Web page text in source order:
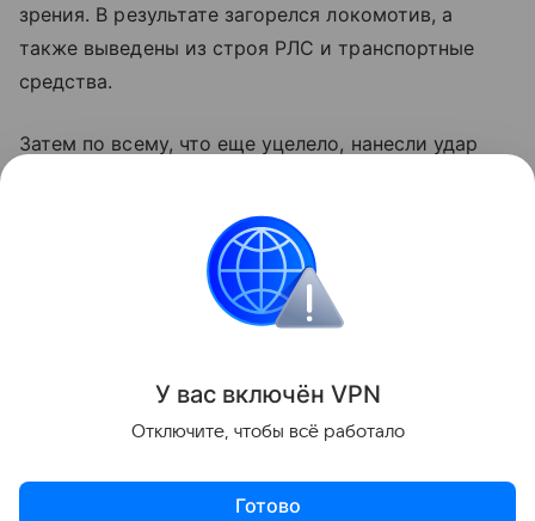
зрения. В результате загорелся локомотив, а
также выведены из строя РЛС и транспортные
средства.
Затем по всему, что еще уцелело, нанесли удар
"Искандер-М", как пишут в некоторых источниках,
оснащенного боевой частью воздушного подрыва.
В итоге противник лишился дорогостоящей
техники, необходимой ему на передовой.
Поделиться
У вас включён VPN
Отключите, чтобы всё работало
Готово